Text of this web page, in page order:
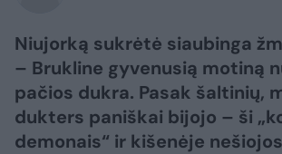
Niujorką sukrėtė siaubinga
– Brukline gyvenusią motiną
pačios dukra. Pasak šaltinių,
dukters paniškai bijojo – ši
demonais“ ir kišenėje